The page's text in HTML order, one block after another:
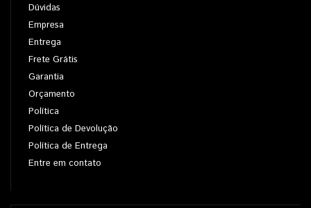
Dúvidas
Empresa
Entrega
Frete Grátis
Garantia
Orçamento
Política
Política de Devolução
Política de Entrega
Entre em contato